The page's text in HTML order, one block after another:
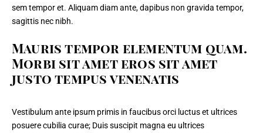
sem tempor et. Aliquam diam ante, dapibus non gravida tempor,
sagittis nec nibh.
Mauris tempor elementum quam.
Morbi sit amet eros sit amet
justo tempus venenatis
Vestibulum ante ipsum primis in faucibus orci luctus et ultrices
posuere cubilia curae; Duis suscipit magna eu ultrices